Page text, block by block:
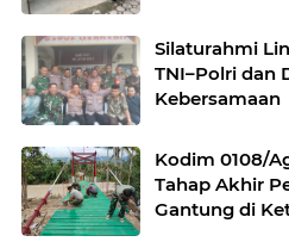
Silaturahmi
TNI–Polri dan
Kebersamaan
Kodim 0108/
Tahap Akhir
Gantung di